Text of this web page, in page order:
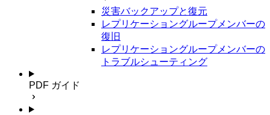
災害バックアップと復元
レプリケーショングループメンバーの
復旧
レプリケーショングループメンバーの
トラブルシューティング
PDF ガイド